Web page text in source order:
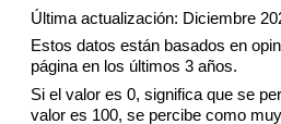
Última actualización: Diciembre
Estos datos están basados en
página en los últimos 3 años.
Si el valor es 0, significa que se
valor es 100, se percibe como
Índice de contaminación
Índice de Contaminación por